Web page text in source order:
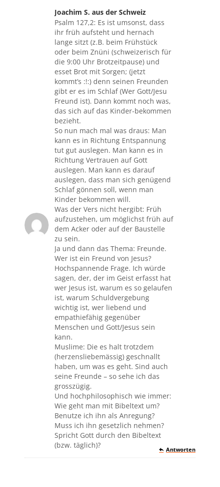
Joachim S. aus der Schweiz
sagte:
Psalm 127,2: Es ist umsonst, dass
ihr früh aufsteht und hernach
lange sitzt (z.B. beim Frühstück
oder beim Znüni (schweizerisch für
die 9:00 Uhr Brotzeitpause) und
esset Brot mit Sorgen; (jetzt
kommt’s :!:) denn seinen Freunden
gibt er es im Schlaf (Wer Gott/Jesu
Freund ist). Dann kommt noch was,
das sich auf das Kinder-bekommen
bezieht.
So nun mach mal was draus: Man
kann es in Richtung Entspannung
tut gut auslegen. Man kann es in
Richtung Vertrauen auf Gott
auslegen. Man kann es darauf
auslegen, dass man sich genügend
Schlaf gönnen soll, wenn man
Kinder bekommen will.
Was der Vers nicht hergibt: Früh
aufzustehen, um möglichst früh auf
dem Acker oder auf der Baustelle
zu sein.
Ja und dann das Thema: Freunde.
Wer ist ein Freund von Jesus?
Hochspannende Frage. Ich würde
sagen, der, der im Geist erfasst hat
wer Jesus ist, warum es so gelaufen
ist, warum Schuldvergebung
wichtig ist, wer liebend und
empathiefähig gegenüber
Menschen und Gott/Jesus sein
kann.
Muslime: Die es halt trotzdem
(herzensliebemässig) geschnallt
haben, um was es geht. Sind auch
seine Freunde – so sehe ich das
grosszügig.
Und hochphilosophisch wie immer:
Wie geht man mit Bibeltext um?
Benutze ich ihn als Anregung?
Muss ich ihn gesetzlich nehmen?
Spricht Gott durch den Bibeltext
(bzw. täglich)?
Antworten